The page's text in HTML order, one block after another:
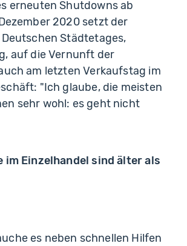
erneuten Shutdowns ab
2020 setzt der
Städtetages,
auf die Vernunft der
am letzten Verkaufstag im
"Ich glaube, die meisten
sehr wohl: es geht nicht
im Einzelhandel sind älter als
es neben schnellen Hilfen